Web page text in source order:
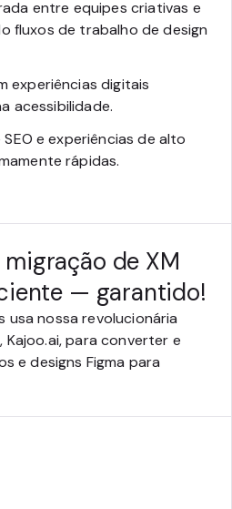
entre equipes criativas e
fluxos de trabalho de design
experiências digitais
acessibilidade.
e experiências de alto
rápidas.
de XM
— garantido!
usa nossa revolucionária
Kajoo.ai, para converter e
e designs Figma para